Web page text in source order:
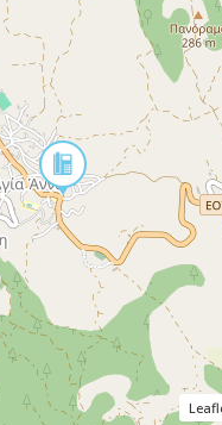
Πακέτο
Xαλκίδα
Διαμονή,